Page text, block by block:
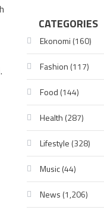
CATEGORIES
Ekonomi (160)
Fashion (117)
Food (144)
Health (287)
Lifestyle (328)
Music(44)
News (1,206)